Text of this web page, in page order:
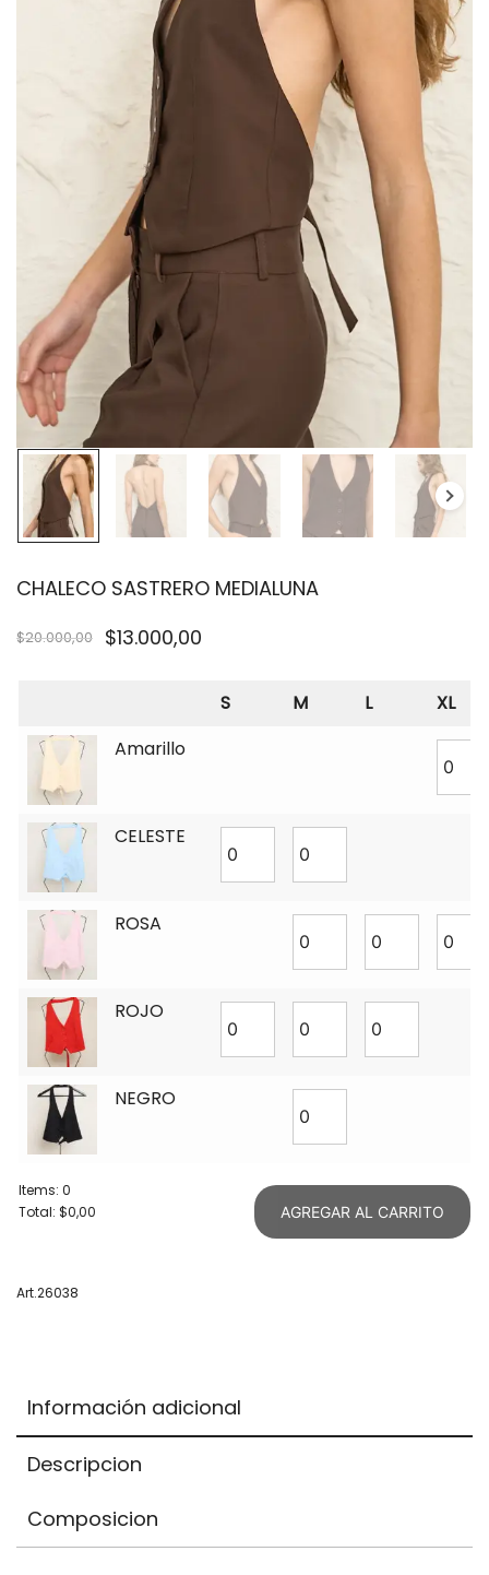
CHALECO SASTRERO MEDIALUNA
$20.000,00 $13.000,00
S M L
XL
Amarillo
CELESTE
ROSA
ROJO
NEGRO
Items: 0
Total: $0,00
Your
AGREGAR AL CARRITO
Art.26038
Información adicional
Descripcion
Composicion